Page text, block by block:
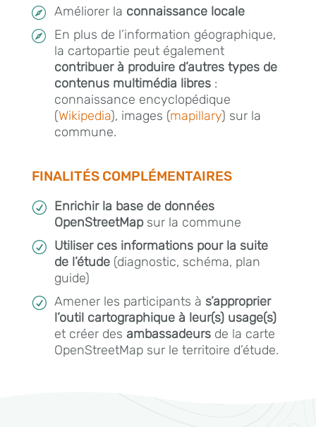
 Améliorer la connaissance locale

En plus de l’information géographique,
la cartopartie peut également
contribuer à produire d’autres types de
contenus multimédia libres:
connaissance encyclopédique
(Wikipedia), images (mapillary) sur la
commune.
FINALITÉS COMPLÉMENTAIRES
R
Enrichir la base de données
OpenStreetMapsur la commune
R
Utiliser ces informations pour la suite
de l’étude(diagnostic, schéma, plan
guide)
R Amener les participants à s’approprier
l’outil cartographique à leur(s) usage(s)
et créer des ambassadeursde la carte
OpenStreetMap sur le territoire d’étude.